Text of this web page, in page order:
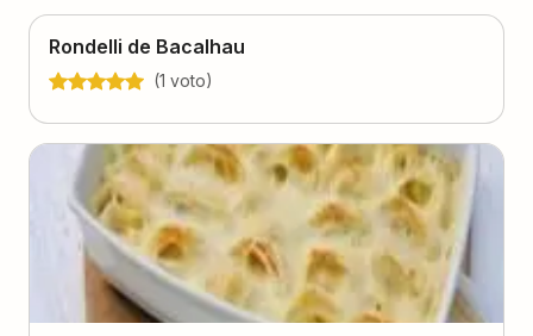
Rondelli de Bacalhau
(1 voto)